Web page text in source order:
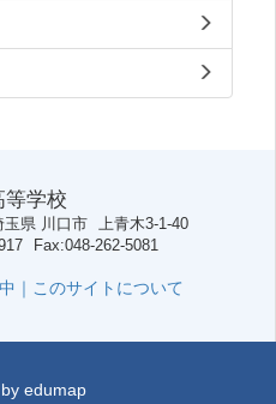
等学校
玉県 川口市 上青木3-1-40
Fax 048-262-5081
｜ このサイトについて
edumap